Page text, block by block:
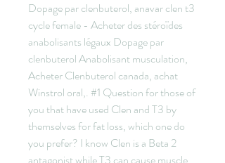
Dopage par clenbuterol, anavar clen t3
cycle female - Acheter des stéroïdes
anabolisants légaux Dopage par
clenbuterol Anabolisant musculation,
Acheter Clenbuterol canada, achat
Winstrol oral,. #1 Question for those of
you that have used Clen and T3 by
themselves for fat loss, which one do
you prefer? I know Clen is a Beta 2